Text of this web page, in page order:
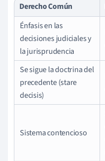
Derecho Común
Énfasis en las
decisiones judiciales y
la jurisprudencia
Se sigue la doctrina del
precedente (stare
decisis)
Sistema contencioso